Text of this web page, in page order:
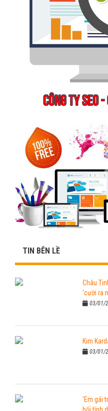
TIN BÊN LỀ
Châu
'cười ra
03/01/
Kim
03/01/
'Em gái